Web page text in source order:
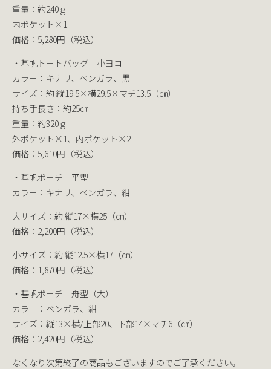
重量：約240ｇ
内ポケット×1
価格：5,280円（税込）
・基帆トートバッグ 小ヨコ
カラー：キナリ、ベンガラ、黒
サイズ：約 縦19.5×横29.5×マチ13.5（㎝）
持ち手長さ：約25㎝
重量：約320ｇ
外ポケット×1、内ポケット×2
価格：5,610円（税込）
・基帆ポーチ 平型
カラー：キナリ、ベンガラ、紺
大サイズ：約 縦17×横25（㎝）
価格：2,200円（税込）
小サイズ：約 縦12.5×横17（㎝）
価格：1,870円（税込）
・基帆ポーチ 舟型（大）
カラー：ベンガラ、紺
サイズ：縦13×横/上部20、下部14×マチ6（㎝）
価格：2,420円（税込）
なくなり次第終了の商品もございますのでご了承ください。